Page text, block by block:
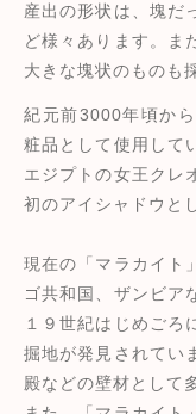
産出の形状は、塊だ
ど様々あります。ま
大きな塊状のものも
紀元前3000年頃か
粧品として使用して
エジプトの女王クレ
初のアイシャドウと
現在の「マラカイト
ゴ共和国、ザンビア
１９世紀はじめごろ
掘地が発見されてい
殿などの壁材として